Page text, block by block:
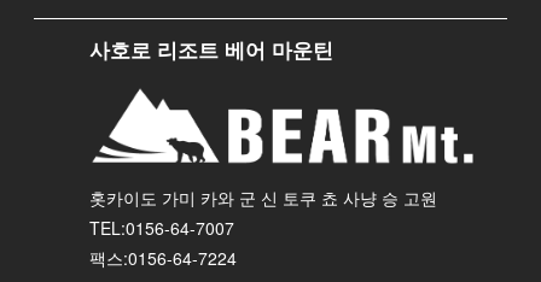
사호로 리조트 베어 마운틴
홋카이도 가미 카와 군 신 토쿠 쵸 사냥 승 고원
TEL:0156-64-7007
팩스:0156-64-7224